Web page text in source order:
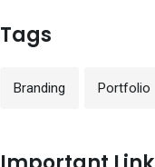
Tags
Branding Portfolio